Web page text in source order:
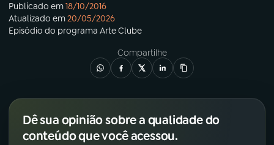
Publicado em18/10/2016
Atualizado em20/05/2026
Episódio do programa Arte Clube
Compartilhe
Dê sua opinião sobre a qualidade do
conteúdo que você acessou.